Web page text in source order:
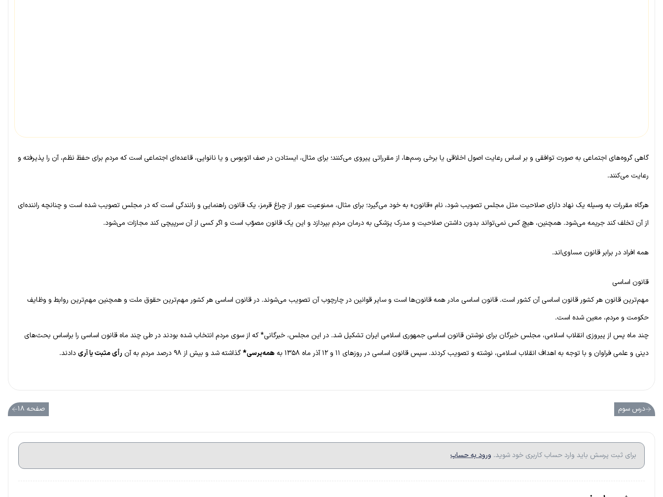
گاهی گروه‌های اجتماعی به صورت توافقی و بر اساس رعایت اصول اخلاقی یا برخی رسم‌ها، از مقرراتی پیروی می‌کنند؛ برای مثال، ایستادن در صف اتوبوس و یا نانوایی، قاعده‌ای اجتماعی است که مردم برای حفظ نظم، آن را پذیرفته و
رعایت می‌کنند.
هرگاه مقررات به وسیله یک نهاد دارای صلاحیت مثل مجلس تصویب شود، نام «قانون» به خود می‌گیرد؛ برای مثال، ممنوعیت عبور از چراغ قرمز، یک قانون راهنمایی و رانندگی است که در مجلس تصویب شده است و چنانچه راننده‌ای
از آن تخلف کند جریمه می‌شود. همچنین، هیچ کس نمی‌تواند بدون داشتن صلاحیت و مدرک پزشکی به درمان مردم بپردازد و این یک قانون مصوّب است و اگر کسی از آن سرپیچی کند مجازات می‌شود.
همه افراد در برابر قانون مساوی‌اند.
قانون اساسی
مهم‌ترین قانون هر کشور قانون اساسی آن کشور است. قانون اساسی مادر همه قانون‌ها است و سایر قوانین در چارچوب آن تصویب می‌شوند. در قانون اساسی هر کشور مهم‌ترین حقوق ملت و همچنین مهم‌ترین روابط و وظایف
حکومت و مردم، معین شده است.
چند ماه پس از پیروزی انقلاب اسلامی، مجلس خبرگان برای نوشتن قانون اساسی جمهوری اسلامی ایران تشکیل شد. در این مجلس، خبرگانی* که از سوی مردم انتخاب شده بودند در طی چند ماه قانون اساسی را براساس بحث‌های
دینی و علمی فراوان و با توجه به اهداف انقلاب اسلامی، نوشته و تصویب کردند. سپس قانون اساسی در روزهای ۱۱ و ۱۲ آذر ماه ۱۳۵۸ به
همه‌پرسی*گذاشته شد و بیش از ۹۸ درصد مردم به آن رأی مثبت یا آریدادند.
درس سوم صفحه ۱۸
برای ثبت پرسش باید وارد حساب کاربری خود شوید. ورود به حساب